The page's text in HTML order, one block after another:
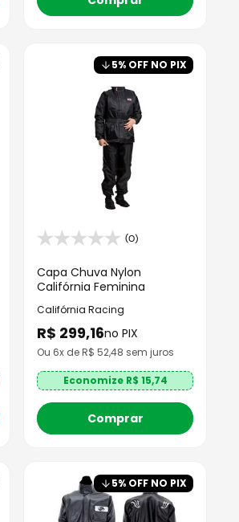
5% OFF NO PIX
(0)
Capa Chuva Nylon
Califórnia Feminina
Califórnia Racing
R$ 299,16no PIX
Ou 6x de R$ 52,48 sem juros
Economize R$ 15,74
Comprar
5% OFF NO PIX